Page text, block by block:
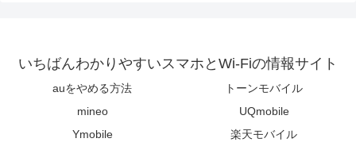
いちばんわかりやすいスマホとWi-Fiの情報サイト
auをやめる方法
トーンモバイル
mineo
UQmobile
Ymobile
楽天モバイル